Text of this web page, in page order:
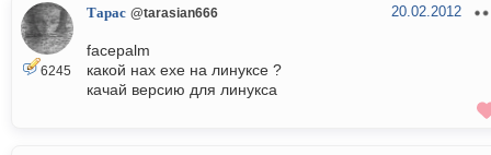
6245
Тарас @tarasian666 20.02.2012
facepalm
какой нах exe на линуксе ?
качай версию для линукса